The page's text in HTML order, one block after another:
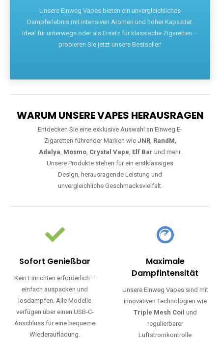
Unsere Einweg Vapes bieten ein unvergleichliches
Dampferlebnis mit intensiven Aromen und hoher Kapazität.
Ideal für unterwegs oder als Ersatz für klassische Zigaretten –
probieren Sie jetzt unsere Bestseller!
WARUM UNSERE VAPES HERAUSRAGEN
Entdecken Sie eine exklusive Auswahl an Einweg E-
Zigaretten führender Marken wie JNR, RandM,
Adalya, Mosmo, Crystal Vape, Elf Bar und mehr.
Unsere Produkte stehen für ein erstklassiges
Design, herausragende Leistung und
unvergleichliche Geschmacksvielfalt.
Sofort Genießbar
Kein Einrichten erforderlich –
einfach auspacken und
losdampfen. Alle Modelle
verfügen über einen USB-C-
Anschluss für eine bequeme
Wiederaufladung.
Maximale
Dampfintensität
Unsere Einweg Vapes sind mit
innovativen Technologien wie
Triple Mesh Coil und
regulierbarer
Luftstromkontrolle